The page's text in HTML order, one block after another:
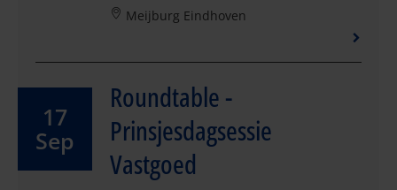
Meijburg Eindhoven
17
Sep
Roundtable -
Prinsjesdagsessie
Vastgoed